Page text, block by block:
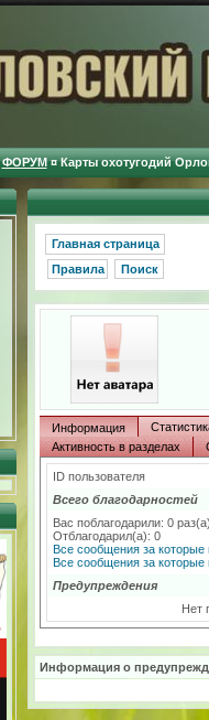
ФОРУМ ¤ Карты охотугодий
Главная страница
Правила
Поиск
Информация
Активность в разделах
ID пользователя
Всего благодарностей
Вас поблагодарили: 0
Отблагодарил(а): 0
Все сообщения за
Все сообщения за
Предупреждения
Нет
Информация о